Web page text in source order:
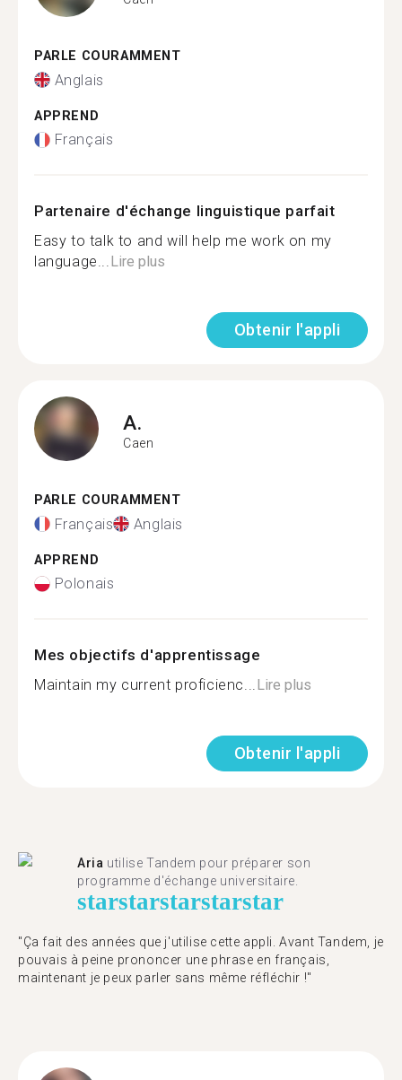
PARLE COURAMMENT
Anglais
APPREND
Français
Partenaire d'échange linguistique parfait
Easy to talk to and will help me work on my
language...Lire plus
Obtenir l'appli
A.
Caen
PARLE COURAMMENT
Français Anglais
APPREND
Polonais
Mes objectifs d'apprentissage
Maintain my current proficienc...Lire plus
Obtenir l'appli
Aria utilise Tandem pour préparer son
programme d'échange universitaire.
starstarstarstarstar
"Ça fait des années que j'utilise cette appli. Avant Tandem, je
pouvais à peine prononcer une phrase en français,
maintenant je peux parler sans même réfléchir !"